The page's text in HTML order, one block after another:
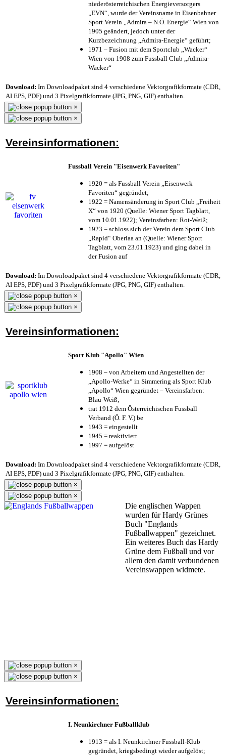
niederösterreichischen Energieversorgers
„EVN“, wurde der Vereinsname in Eisenbahner
Sport Verein „Admira – N.Ö. Energie“ Wien von
1905 geändert, jedoch unter der
Kurzbezeichnung „Admira-Energie“ geführt;
1971 – Fusion mit dem Sportclub „Wacker“
Wien von 1908 zum Fussball Club „Admira-
Wacker“
Download: Im Downloadpaket sind 4 verschiedene Vektorgrafikformate (CDR,
AI EPS, PDF) und 3 Pixelgrafikformate (JPG, PNG, GIF) enthalten.
×
×
Vereinsinformationen:
Fussball Verein "Eisenwerk Favoriten"
1920 = als Fussball Verein „Eisenwerk
Favoriten“ gegründet;
1922 = Namensänderung in Sport Club „Freiheit
X“ von 1920 (Quelle: Wiener Sport Tagblatt,
vom 10.01.1922); Vereinsfarben: Rot-Weiß;
1923 = schloss sich der Verein dem Sport Club
„Rapid“ Oberlaa an (Quelle: Wiener Sport
Tagblatt, vom 23.01.1923) und ging dabei in
der Fusion auf
Download: Im Downloadpaket sind 4 verschiedene Vektorgrafikformate (CDR,
AI EPS, PDF) und 3 Pixelgrafikformate (JPG, PNG, GIF) enthalten.
×
×
Vereinsinformationen:
Sport Klub "Apollo" Wien
1908 – von Arbeitern und Angestellten der
„Apollo-Werke“ in Simmering als Sport Klub
„Apollo“ Wien gegründet – Vereinsfarben:
Blau-Weiß;
trat 1912 dem Österreichischen Fussball
Verband (Ö. F. V.) be
1943 = eingestellt
1945 = reaktiviert
1997 = aufgelöst
Download: Im Downloadpaket sind 4 verschiedene Vektorgrafikformate (CDR,
AI EPS, PDF) und 3 Pixelgrafikformate (JPG, PNG, GIF) enthalten.
×
×
Die englischen Wappen
wurden für Hardy Grünes
Buch "Englands
Fußballwappen" gezeichnet.
Ein weiteres Buch das Hardy
Grüne dem Fußball und vor
allem den damit verbundenen
Vereinswappen widmete.
×
×
Vereinsinformationen:
I. Neunkirchner Fußballklub
1913 = als I. Neunkirchner Fussball-Klub
gegründet, kriegsbedingt wieder aufgelöst;